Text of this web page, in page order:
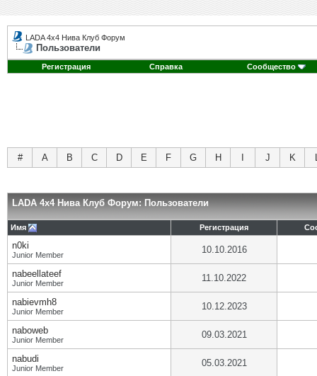
LADA 4x4 Нива Клуб Форум
Пользователи
Регистрация Справка Сообщество
# A B C D E F G H J K
LADA 4x4 Нива Клуб Форум: Пользователи
Имя Регистрация
n0ki
Junior Member 10.10.2016
nabeellateef
Junior Member 11.10.2022
nabievmh8
Junior Member 10.12.2023
naboweb
Junior Member 09.03.2021
nabudi
Junior Member 05.03.2021